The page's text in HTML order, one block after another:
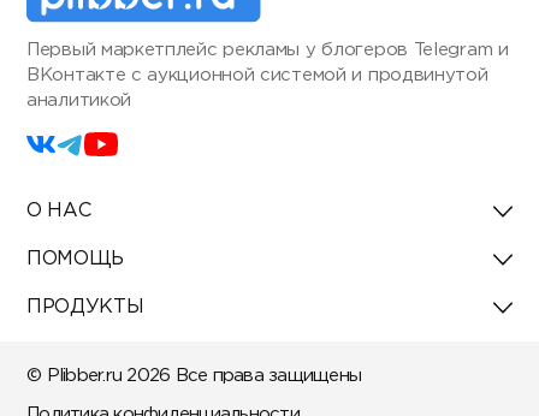
Первый маркетплейс рекламы у блогеров Telegram и
ВКонтакте с аукционной системой и продвинутой
аналитикой
О НАС
ПОМОЩЬ
ПРОДУКТЫ
© Plibber.ru 2026 Все права защищены